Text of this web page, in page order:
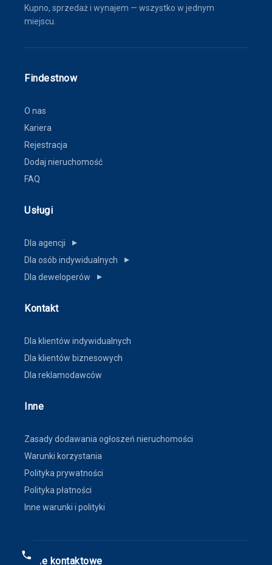
Kupno, sprzedaż i wynajem — wszystko w jednym
miejscu.
Findestnow
O nas
Kariera
Rejestracja
Dodaj nieruchomość
FAQ
Usługi
Dla agencji ▼
Dla osób indywidualnych ▼
Dla deweloperów ▼
Kontakt
Dla klientów indywidualnych
Dla klientów biznesowych
Dla reklamodawców
Inne
Zasady dodawania ogłoszeń nieruchomości
Warunki korzystania
Polityka prywatności
Polityka płatności
Inne warunki i polityki
Dane kontaktowe